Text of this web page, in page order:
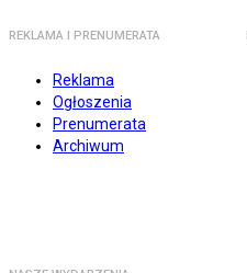
REKLAMA I PRENUMERATA
Reklama
Ogłoszenia
Prenumerata
Archiwum